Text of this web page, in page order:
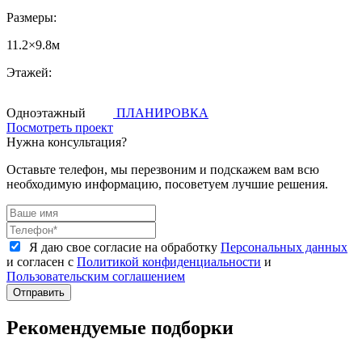
Размеры:
11.2×9.8м
Этажей:
Одноэтажный
ПЛАНИРОВКА
Посмотреть проект
Нужна консультация?
Оставьте телефон, мы перезвоним и подскажем вам всю
необходимую информацию, посоветуем лучшие решения.
Я даю свое согласие на обработку Персональных данных
и согласен с Политикой конфиденциальности и
Пользовательским соглашением
Отправить
Рекомендуемые подборки